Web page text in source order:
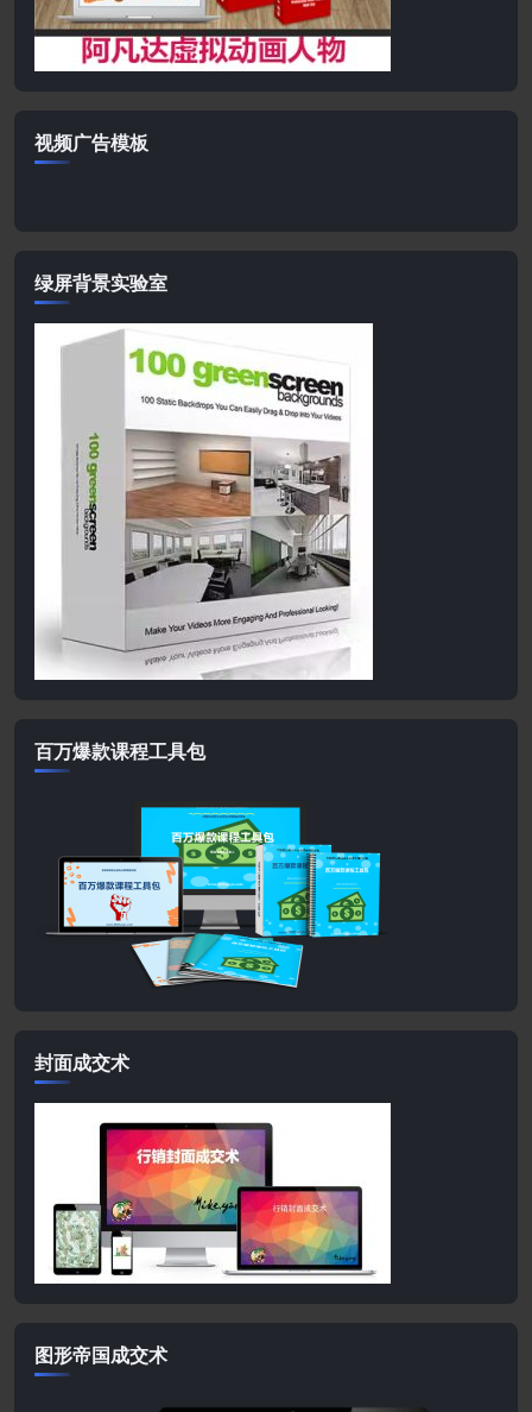
视频广告模板
绿屏背景实验室
百万爆款课程工具包
封面成交术
图形帝国成交术